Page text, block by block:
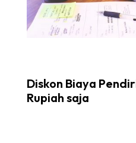
Diskon Biaya
Rupiah saja